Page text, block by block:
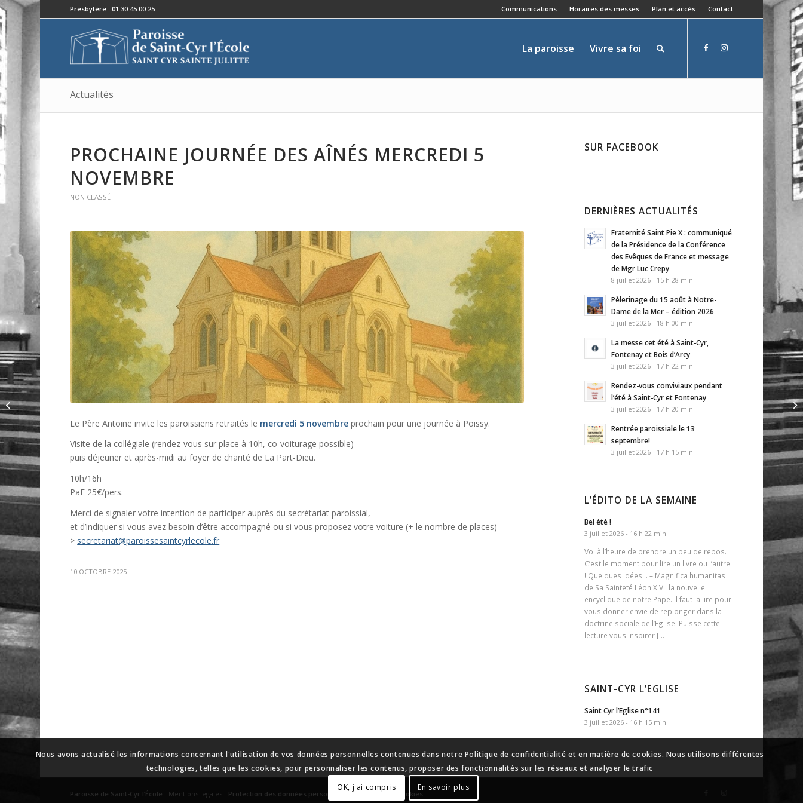
Communications Horaires des messes Plan et accès Contact
Presbytère : 01 30 45 00 25
La paroisse Vivre sa foi
Actualités
PROCHAINE JOURNÉE DES AÎNÉS MERCREDI 5
NOVEMBRE
NON CLASSÉ
Le Père Antoine invite les paroissiens retraités le mercredi 5 novembre prochain pour une journée à Poissy.
Visite de la collégiale (rendez-vous sur place à 10h, co-voiturage possible)
puis déjeuner et après-midi au foyer de charité de La Part-Dieu.
10h/16h
PaF 25€/pers.
Merci de signaler votre intention de participer auprès du secrétariat paroissial,
et d’indiquer si vous avez besoin d’être accompagné ou si vous proposez votre voiture (+ le nombre de places)
> secretariat@paroissesaintcyrlecole.fr
10 OCTOBRE 2025
SUR FACEBOOK
DERNIÈRES ACTUALITÉS
Fraternité Saint Pie X : communiqué
de la Présidence de la Conférence
des Evêques de France et message
de Mgr Luc Crepy
8 juillet 2026 - 15 h 28 min
Pèlerinage du 15 août à Notre-
Dame de la Mer – édition 2026
3 juillet 2026 - 18 h 00 min
La messe cet été à Saint-Cyr,
Fontenay et Bois d’Arcy
3 juillet 2026 - 17 h 22 min
Rendez-vous conviviaux pendant
l’été à Saint-Cyr et Fontenay
3 juillet 2026 - 17 h 20 min
Rentrée paroissiale le 13
septembre!
3 juillet 2026 - 17 h 15 min
L’ÉDITO DE LA SEMAINE
Bel été !
3 juillet 2026 - 16 h 22 min
Voilà l’heure de prendre un peu de repos.
C’est le moment pour lire un livre ou l’autre
! Quelques idées… – Magnifica humanitas
de Sa Sainteté Léon XIV : la nouvelle
encyclique de notre Pape. Il faut la lire pour
vous donner envie de replonger dans la
doctrine sociale de l’Eglise. Puisse cette
lecture vous inspirer […]
SAINT-CYR L’EGLISE
Saint Cyr l’Eglise n°141
3 juillet 2026 - 16 h 15 min
Paroisse de Saint-Cyr l’École Mentions légales Protection des données personnelles - Gestion des cookies
Toussaint, un temps pour penser à
la sainteté
Nous avons actualisé les informations concernant l'utilisation de vos données personnelles contenues dans notre Politique de confidentialité et en matière de cookies. Nous utilisons différentes
technologies, telles que les cookies, pour personnaliser les contenus, proposer des fonctionnalités sur les réseaux et analyser le trafic
OK, j'ai compris
En savoir plus